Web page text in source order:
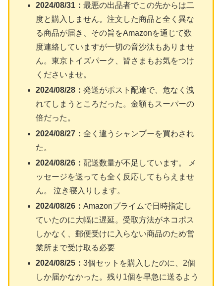
2024/08/31：最悪の出品者でこの先からは二
度と購入しません。注文した商品と全く異な
る商品が届き、その旨をAmazonを通じて数
度連絡していますが一切の音沙汰もありませ
ん。東京トイズパーク、皆さまもお気をつけ
くださいませ。
2024/08/28：発送がポスト配達で、危なく洩
れてしまうところだった。金額もスーパーの
倍だった。
2024/08/27：全く違うシャンプーを買わされ
た。
2024/08/26： 配送数量が不足しています。 メ
ッセージを送っても全く反応してもらえませ
ん。 泣き寝入りします。
2024/08/26：Amazonプライムで日時指定し
ていたのに大幅に遅延。受取方法がネコポス
しかなく、郵便受けに入らない商品のため営
業所まで受け取る必要
2024/08/25：3個セットを購入したのに、2個
しか届かなかった。残り1個を早急に送るよう